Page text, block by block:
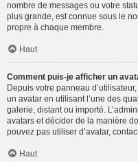
nombre de messages ou votre
plus grande, est connue sous le
propre à chaque membre.
Haut
Comment puis-je afficher un
Depuis votre panneau
un avatar en utilisant l’une des
galerie, distant ou importé.
avatars et décider de la manière
pouvez pas utiliser d’avatar,
Haut